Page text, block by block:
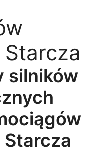
silników